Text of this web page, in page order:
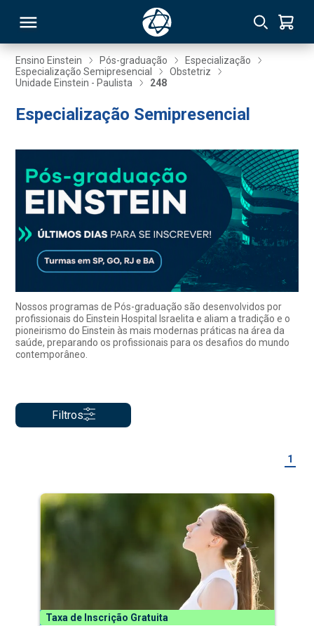
Ensino Einstein Pós-graduação
Especialização
Especialização Semipresencial
Obstetriz
Unidade Einstein - Paulista
248
Especialização Semipresencial
Nossos programas de Pós-graduação são desenvolvidos por
profissionais do Einstein Hospital Israelita e aliam a tradição e o
pioneirismo do Einstein às mais modernas práticas na área da
saúde, preparando os profissionais para os desafios do mundo
contemporâneo.
Filtros
1
Taxa de Inscrição Gratuita